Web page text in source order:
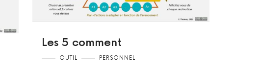
Les 5 comment
OUTIL PERSONNEL